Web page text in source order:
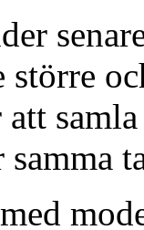
större